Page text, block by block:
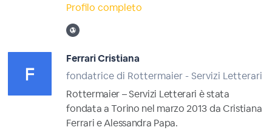
Profilo completo
Ferrari Cristiana
fondatrice di Rottermaier - Servizi Letterari
Rottermaier – Servizi Letterari è stata
fondata a Torino nel marzo 2013 da Cristiana
Ferrari e Alessandra Papa.